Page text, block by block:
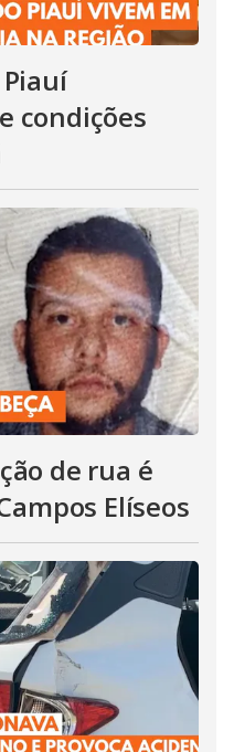
condições
de rua é
Elíseos